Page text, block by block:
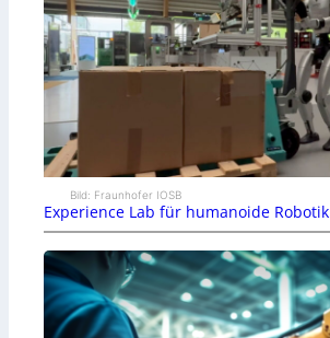
Bild: Fraunhofer IOSB
Experience Lab für humanoide Robotik